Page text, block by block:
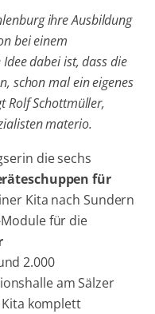
ihre Ausbildung
bei einem
dabei ist, dass die
schon mal ein eigenes
Rolf Schottmüller,
materio.
die sechs
für
Kita nach Sundern
für die
2.000
am Sälzer
komplett